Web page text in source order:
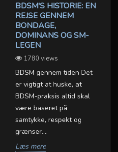
BDSM'S HISTORIE: EN
REJSE GENNEM
BONDAGE,
DOMINANS OG SM-
LEGEN
1780 views
BDSM gennem tiden Det
er vigtigt at huske, at
BDSM-praksis altid skal
være baseret på
samtykke, respekt og
grænser....
Læs mere